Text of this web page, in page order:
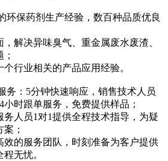
环保药剂生产经验，数百种品质优良
解决异味臭气、重金属废水废渣、
个行业相关的产品应用经验。
务：5分钟快速响应，销售技术人员
小时跟单服务，免费提供样品；
务人员1对1提供全程技术指导，为疑
；
效的服务团队，时刻准备为客户提供
程无忧。